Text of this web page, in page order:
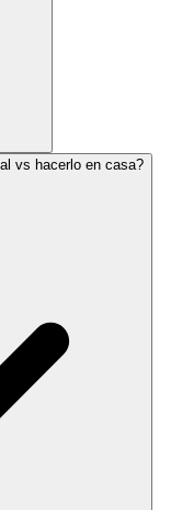
vs hacerlo en casa?